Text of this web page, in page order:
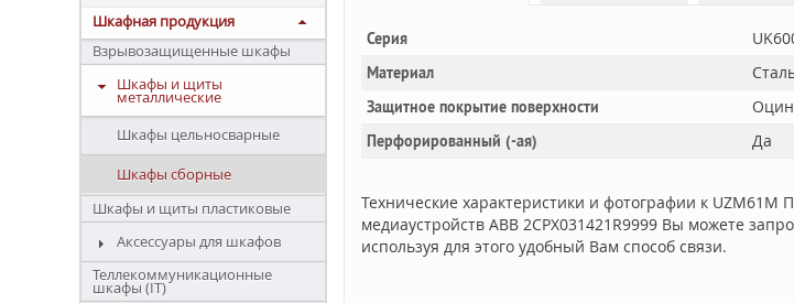
Шкафная продукция
Взрывозащищенные шкафы
Шкафы и щиты
металлические
Шкафы цельносварные
Шкафы сборные
Шкафы и щиты пластиковые
Аксессуары для шкафов
Теллекоммуникационные
шкафы (IT)
Серия
Материал
Защитное покрытие поверхности
Перфорированный (-ая) Да
Технические характеристики и фотографии к
медиаустройств ABB 2CPX031421R9999 Вы можете
используя для этого удобный Вам способ связи.